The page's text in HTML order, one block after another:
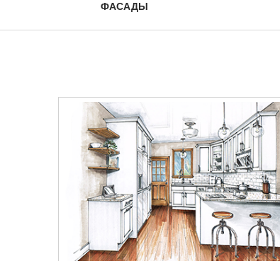
ФАСАДЫ